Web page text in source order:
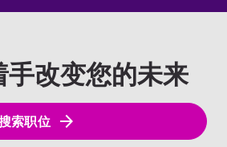
手改变您的未来
索职位